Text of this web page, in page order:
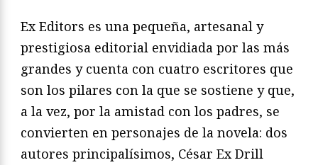
Ex Editors es una pequeña, artesanal y
prestigiosa editorial envidiada por las más
grandes y cuenta con cuatro escritores que
son los pilares con la que se sostiene y que,
a la vez, por la amistad con los padres, se
convierten en personajes de la novela: dos
autores principalísimos, César Ex Drill